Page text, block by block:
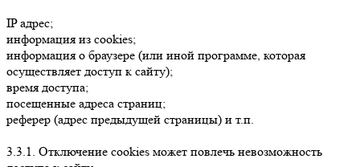
IP адрес;
информация из cookies;
информация о браузере (или иной программе, которая
осуществляет доступ к сайту);
время доступа;
посещенные адреса страниц;
реферер (адрес предыдущей страницы) и т.п.
3.3.1. Отключение cookies может повлечь невозможность